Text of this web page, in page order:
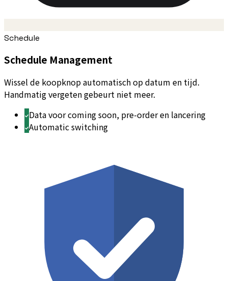
Schedule
Schedule Management
Wissel de koopknop automatisch op datum en tijd.
Handmatig vergeten gebeurt niet meer.
Data voor coming soon, pre-order en lancering
Automatic switching